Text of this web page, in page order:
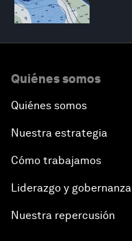
Quiénes somos
Quiénes somos
Nuestra estrategia
Cómo trabajamos
Liderazgo y gobernanza
Nuestra repercusión